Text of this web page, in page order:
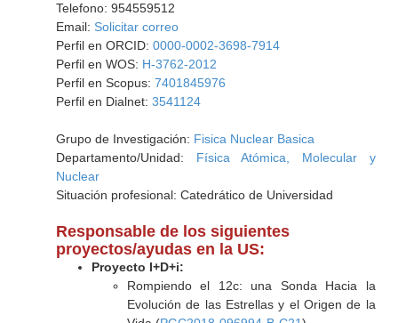
Telefono: 954559512
Email: Solicitar correo
Perfil en ORCID: 0000-0002-3698-7914
Perfil en WOS: H-3762-2012
Perfil en Scopus: 7401845976
Perfil en Dialnet: 3541124
Grupo de Investigación: Fisica Nuclear Basica
Departamento/Unidad: Física Atómica, Molecular y
Nuclear
Situación profesional: Catedrático de Universidad
Responsable de los siguientes
proyectos/ayudas en la US:
Proyecto I+D+i:
Rompiendo el 12c: una Sonda Hacia la
Evolución de las Estrellas y el Origen de la